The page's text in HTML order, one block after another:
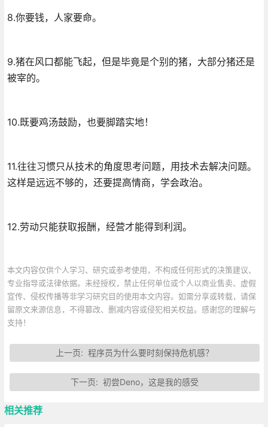
8.你要钱，人家要命。
9.猪在风口都能飞起，但是毕竟是个别的猪，大部分猪还是
被宰的。
10.既要鸡汤鼓励，也要脚踏实地！
11.往往习惯只从技术的角度思考问题，用技术去解决问题。
这样是远远不够的，还要提高情商，学会政治。
12.劳动只能获取报酬，经营才能得到利润。
本文内容仅供个人学习、研究或参考使用，不构成任何形式的决策建议、
专业指导或法律依据。未经授权，禁止任何单位或个人以商业售卖、虚假
宣传、侵权传播等非学习研究目的使用本文内容。如需分享或转载，请保
留原文来源信息，不得篡改、删减内容或侵犯相关权益。感谢您的理解与
支持！
上一页: 程序员为什么要时刻保持危机感？
下一页: 初尝Deno，这是我的感受
相关推荐